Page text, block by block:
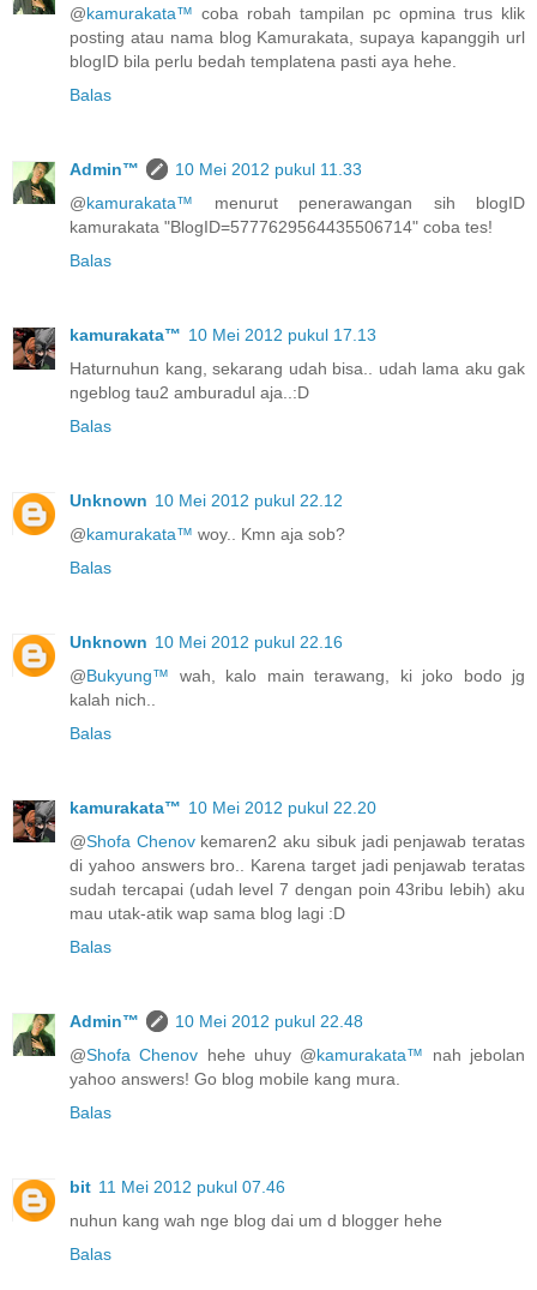
@kamurakata™ coba robah tampilan pc opmina trus klik
posting atau nama blog Kamurakata, supaya kapanggih url
blogID bila perlu bedah templatena pasti aya hehe.
Balas
Admin™
10 Mei 2012 pukul 11.33
@kamurakata™ menurut penerawangan sih blogID
kamurakata "BlogID=5777629564435506714" coba tes!
Balas
kamurakata™ 10 Mei 2012 pukul 17.13
Haturnuhun kang, sekarang udah bisa.. udah lama aku gak
ngeblog tau2 amburadul aja..:D
Balas
Unknown 10 Mei 2012 pukul 22.12
@kamurakata™ woy.. Kmn aja sob?
Balas
Unknown 10 Mei 2012 pukul 22.16
@Bukyung™ wah, kalo main terawang, ki joko bodo jg
kalah nich..
Balas
kamurakata™ 10 Mei 2012 pukul 22.20
@Shofa Chenov kemaren2 aku sibuk jadi penjawab teratas
di yahoo answers bro.. Karena target jadi penjawab teratas
sudah tercapai (udah level 7 dengan poin 43ribu lebih) aku
mau utak-atik wap sama blog lagi :D
Balas
Admin™
10 Mei 2012 pukul 22.48
@Shofa Chenov hehe uhuy @kamurakata™ nah jebolan
yahoo answers! Go blog mobile kang mura.
Balas
bit 11 Mei 2012 pukul 07.46
nuhun kang wah nge blog dai um d blogger hehe
Balas